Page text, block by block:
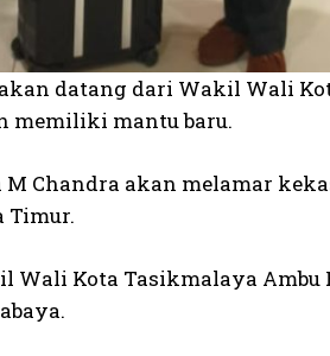
datang dari Wakil Wali
memiliki mantu baru.
Chandra akan melamar
Timur.
Wali Kota Tasikmalaya Ambu